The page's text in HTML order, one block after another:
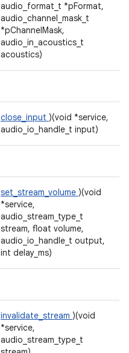
audio_format_t *pFormat,
audio_channel_mask_t
*pChannelMask,
audio_in_acoustics_t
acoustics)
close_input )(void *service,
audio_io_handle_t input)
set_stream_volume )(void
*service,
audio_stream_type_t
stream, float volume,
audio_io_handle_t output,
int delay_ms)
invalidate_stream )(void
*service,
audio_stream_type_t